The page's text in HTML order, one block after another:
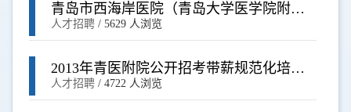
青岛市西海岸医院（青岛大学医学院附属
医院黄岛分院）2013年第一次公开招聘事
业单位工作人员简章
人才招聘/ 5629 人浏览
2013年青医附院公开招考带薪规范化培训
人员简章
人才招聘/ 4722 人浏览